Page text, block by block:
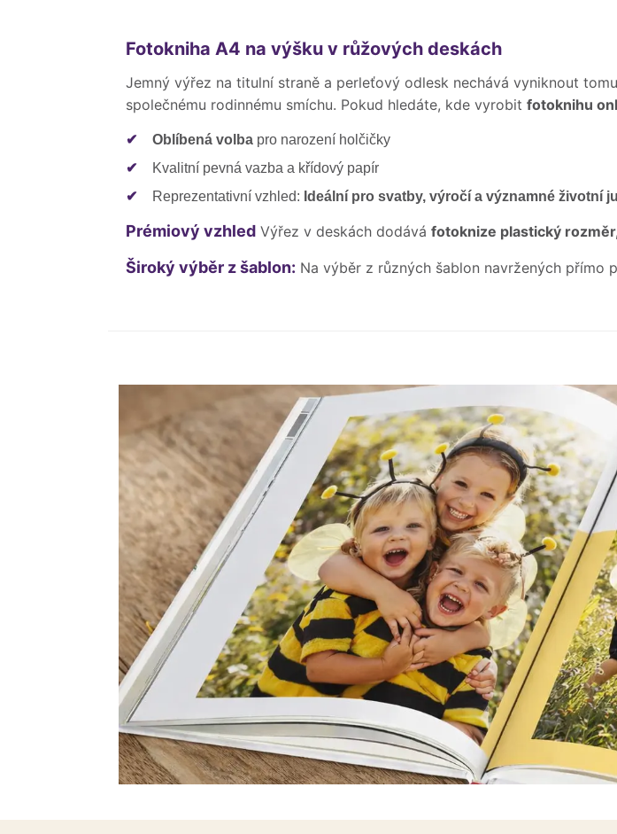
Fotokniha A4 na výšku v růžových deskách
Jemný výřez na titulní straně a perleťový odlesk nechává vyniknout
společnému rodinnému smíchu. Pokud hledáte, kde vyrobit fotoknihu
✔ Oblíbená volba pro narození holčičky
✔
Kvalitní pevná vazba a křídový papír
✔
Reprezentativní vzhled: Ideální pro svatby, výročí a významné životní
Prémiový vzhled Výřez v deskách dodává fotoknize plastický
Široký výběr z šablon: Na výběr z různých šablon navržených přímo